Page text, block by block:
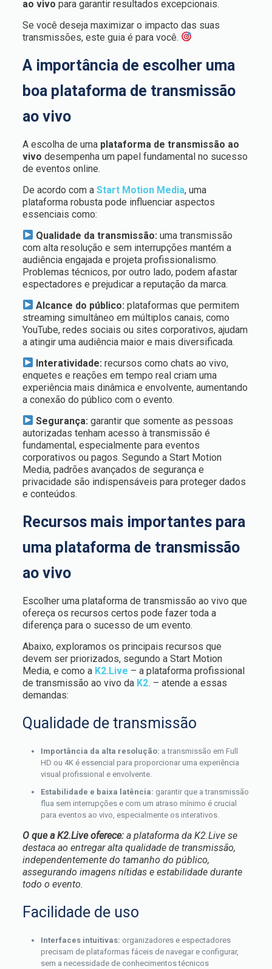
ao vivo para garantir resultados excepcionais.
Se você deseja maximizar o impacto das suas
transmissões, este guia é para você.
A importância de escolher uma
boa plataforma de transmissão
ao vivo
A escolha de uma plataforma de transmissão ao
vivo desempenha um papel fundamental no sucesso
de eventos online.
De acordo com a Start Motion Media, uma
plataforma robusta pode influenciar aspectos
essenciais como:
Qualidade da transmissão: uma transmissão
com alta resolução e sem interrupções mantém a
audiência engajada e projeta profissionalismo.
Problemas técnicos, por outro lado, podem afastar
espectadores e prejudicar a reputação da marca.
Alcance do público: plataformas que permitem
streaming simultâneo em múltiplos canais, como
YouTube, redes sociais ou sites corporativos, ajudam
a atingir uma audiência maior e mais diversificada.
Interatividade: recursos como chats ao vivo,
enquetes e reações em tempo real criam uma
experiência mais dinâmica e envolvente, aumentando
a conexão do público com o evento.
Segurança: garantir que somente as pessoas
autorizadas tenham acesso à transmissão é
fundamental, especialmente para eventos
corporativos ou pagos. Segundo a Start Motion
Media, padrões avançados de segurança e
privacidade são indispensáveis para proteger dados
e conteúdos.
Recursos mais importantes para
uma plataforma de transmissão
ao vivo
Escolher uma plataforma de transmissão ao vivo que
ofereça os recursos certos pode fazer toda a
diferença para o sucesso de um evento.
Abaixo, exploramos os principais recursos que
devem ser priorizados, segundo a Start Motion
Media, e como a K2.Live – a plataforma profissional
de transmissão ao vivo da K2. – atende a essas
demandas:
Qualidade de transmissão
Importância da alta resolução: a transmissão em Full
HD ou 4K é essencial para proporcionar uma experiência
visual profissional e envolvente.
Estabilidade e baixa latência: garantir que a transmissão
flua sem interrupções e com um atraso mínimo é crucial
para eventos ao vivo, especialmente os interativos.
O que a K2.Live oferece:a plataforma da K2.Live se
destaca ao entregar alta qualidade de transmissão,
independentemente do tamanho do público,
assegurando imagens nítidas e estabilidade durante
todo o evento.
Facilidade de uso
Interfaces intuitivas: organizadores e espectadores
precisam de plataformas fáceis de navegar e configurar,
sem a necessidade de conhecimentos técnicos